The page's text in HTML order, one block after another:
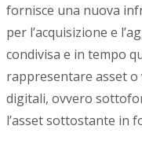
fornisce una nuova
per l’acquisizione e
condivisa e in tempo
rappresentare asset
digitali, ovvero
l’asset sottostante in